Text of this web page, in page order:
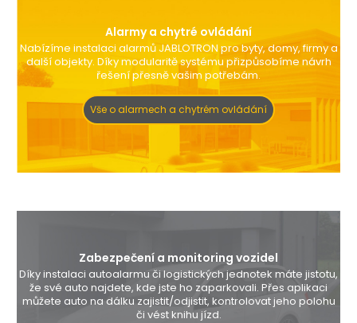
Alarmy a chytré ovládání
Nabízíme instalaci alarmů JABLOTRON pro byty, domy, firmy a
další objekty. Díky modularitě systému přizpůsobíme návrh
řešení přesně vašim potřebám.
Vše o alarmech a chytrém ovládání
Zabezpečení a monitoring vozidel
Díky instalaci autoalarmu či logistických jednotek máte jistotu,
že své auto najdete, kde jste ho zaparkovali. Přes aplikaci
můžete auto na dálku zajistit/odjistit, kontrolovat jeho polohu
či vést knihu jízd.